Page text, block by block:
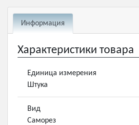
Информация
Характеристики товара
Единица измерения
Штука
Вид
Саморез